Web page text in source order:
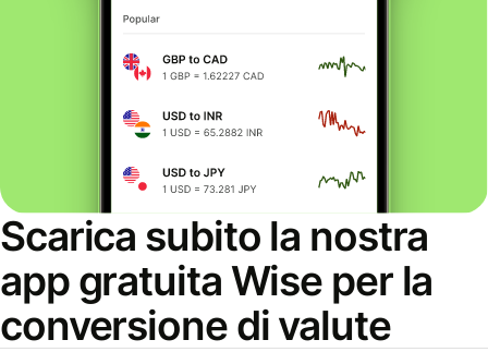
Scarica subito la nostra
app gratuita Wise per la
conversione di valute